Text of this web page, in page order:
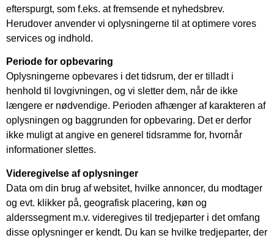
efterspurgt, som f.eks. at fremsende et nyhedsbrev.
Herudover anvender vi oplysningerne til at optimere vores
services og indhold.
Periode for opbevaring
Oplysningerne opbevares i det tidsrum, der er tilladt i
henhold til lovgivningen, og vi sletter dem, når de ikke
længere er nødvendige. Perioden afhænger af karakteren af
oplysningen og baggrunden for opbevaring. Det er derfor
ikke muligt at angive en generel tidsramme for, hvornår
informationer slettes.
Videregivelse af oplysninger
Data om din brug af websitet, hvilke annoncer, du modtager
og evt. klikker på, geografisk placering, køn og
alderssegment m.v. videregives til tredjeparter i det omfang
disse oplysninger er kendt. Du kan se hvilke tredjeparter, der